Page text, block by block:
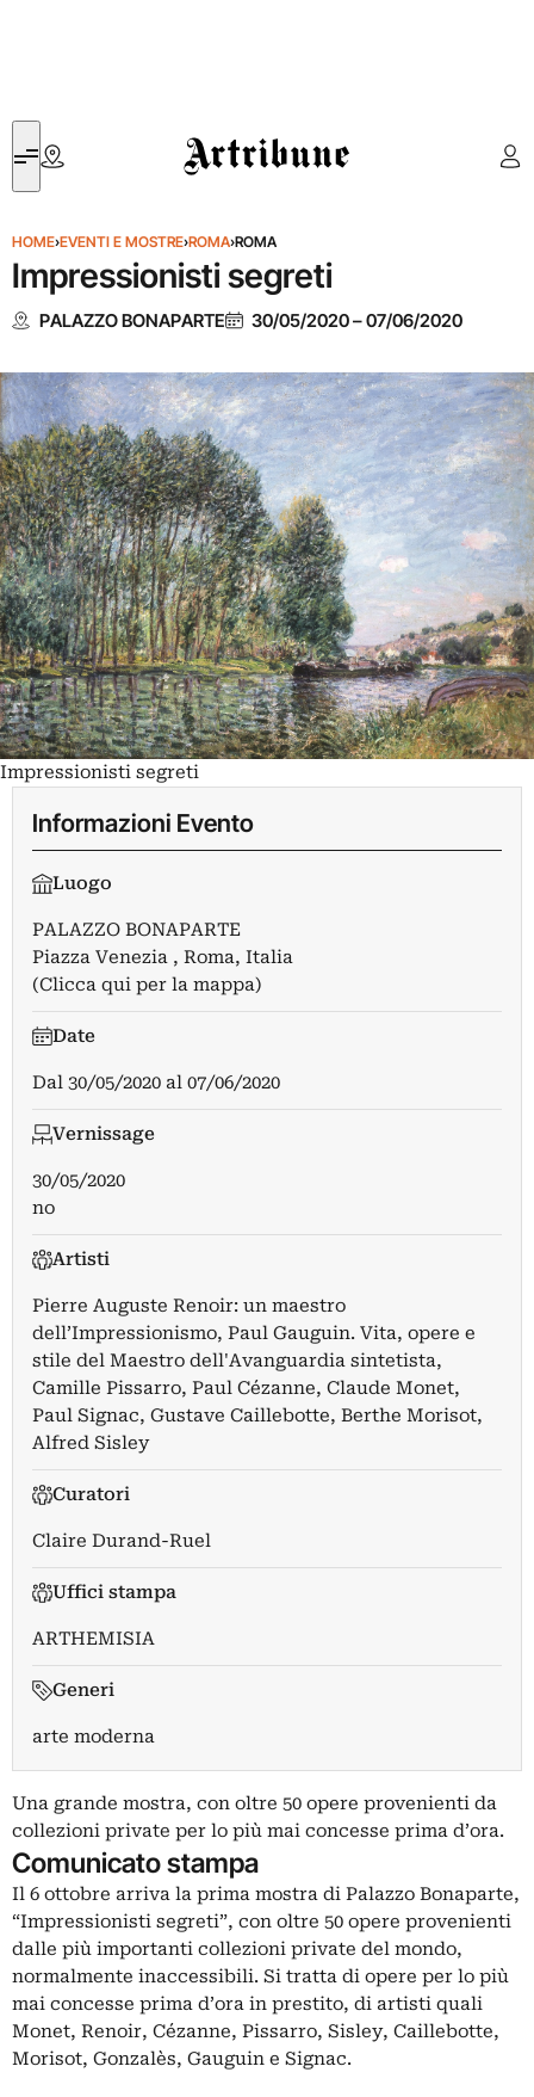
Artribune
HOME›EVENTI E MOSTRE›ROMA›ROMA
Impressionisti segreti
PALAZZO BONAPARTE 30/05/2020–07/06/2020
Impressionisti segreti
Informazioni Evento
Luogo
PALAZZO BONAPARTE
Piazza Venezia , Roma, Italia
(Clicca qui per la mappa)
Date
Dal 30/05/2020 al 07/06/2020
Vernissage
30/05/2020
no
Artisti
Pierre Auguste Renoir: un maestro
dell’Impressionismo, Paul Gauguin. Vita, opere e
stile del Maestro dell'Avanguardia sintetista,
Camille Pissarro, Paul Cézanne, Claude Monet,
Paul Signac, Gustave Caillebotte, Berthe Morisot,
Alfred Sisley
Curatori
Claire Durand-Ruel
Uffici stampa
ARTHEMISIA
Generi
arte moderna
Una grande mostra, con oltre 50 opere provenienti da
collezioni private per lo più mai concesse prima d’ora.
Comunicato stampa
Il 6 ottobre arriva la prima mostra di Palazzo Bonaparte,
“Impressionisti segreti”, con oltre 50 opere provenienti
dalle più importanti collezioni private del mondo,
normalmente inaccessibili. Si tratta di opere per lo più
mai concesse prima d’ora in prestito, di artisti quali
Monet, Renoir, Cézanne, Pissarro, Sisley, Caillebotte,
Morisot, Gonzalès, Gauguin e Signac.